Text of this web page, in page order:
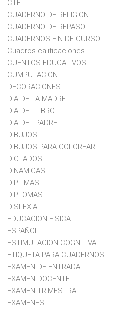
CTE
CUADERNO DE RELIGION
CUADERNO DE REPASO
CUADERNOS FIN DE CURSO
Cuadros calificaciones
CUENTOS EDUCATIVOS
CUMPUTACION
DECORACIONES
DIA DE LA MADRE
DIA DEL LIBRO
DIA DEL PADRE
DIBUJOS
DIBUJOS PARA COLOREAR
DICTADOS
DINAMICAS
DIPLIMAS
DIPLOMAS
DISLEXIA
EDUCACION FISICA
ESPAÑOL
ESTIMULACION COGNITIVA
ETIQUETA PARA CUADERNOS
EXAMEN DE ENTRADA
EXAMEN DOCENTE
EXAMEN TRIMESTRAL
EXAMENES